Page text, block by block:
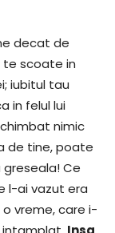
decat de
te scoate in
iubitul tau
in felul lui
nimic
de tine, poate
Ce
l-ai vazut era
vreme, care i-